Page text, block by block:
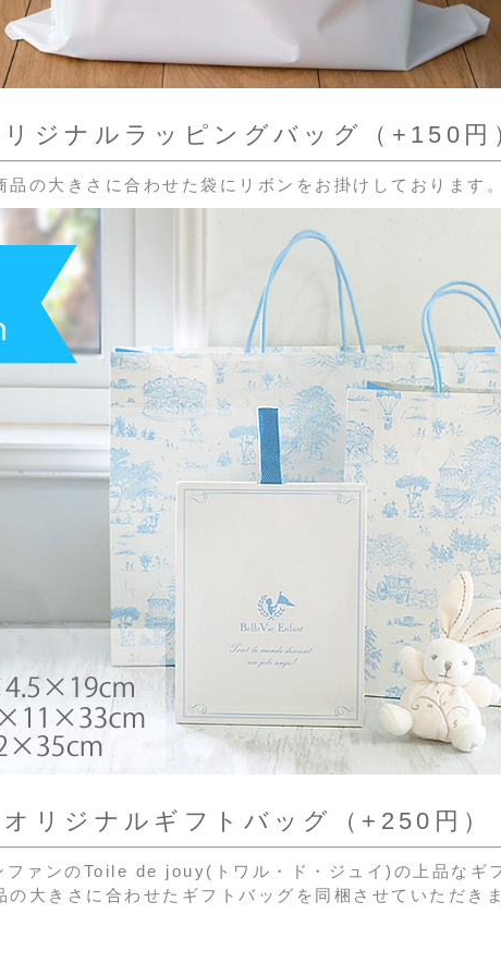
リジナルラッピングバッグ（+150円
品の大きさに合わせた袋にリボンをお掛けしております。
オリジナルギフトバッグ（+250円）
ファンのToile de jouy(トワル・ド・ジュイ)の上品なギ
の大きさに合わせたギフトバッグを同梱させていただき